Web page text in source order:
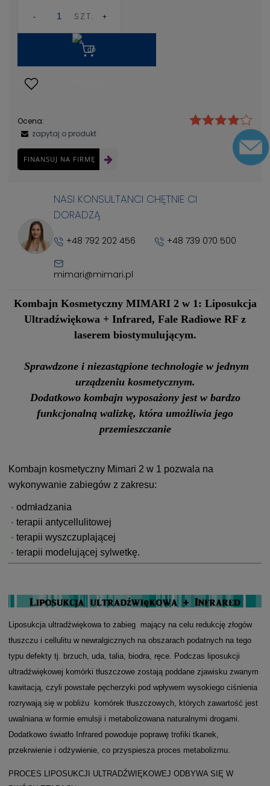
SZT.
Ocena:
zapytaj o produkt
FINANSUJ NA FIRMĘ
NASI KONSULTANCI CHĘTNIE CI
DORADZĄ
+48 792 202 456 +48 739 070 500
mimari@mimari.pl
Kombajn Kosmetyczny MIMARI 2 w 1: Liposukcja
Ultradźwiękowa + Infrared, Fale Radiowe RF z
laserem biostymulującym.
Sprawdzone i niezastąpione technologie w jednym
urządzeniu kosmetycznym.
Dodatkowo kombajn wyposażony jest w bardzo
funkcjonalną walizkę, która umożliwia jego
przemieszczanie
Kombajn kosmetyczny Mimari 2 w 1 pozwala na
wykonywanie zabiegów z zakresu:
odmładzania
terapii antycellulitowej
terapii wyszczuplającej
terapii modelującej sylwetkę.
Liposukcja ultradźwiękowa to zabieg mający na celu redukcję złogów
tłuszczu i cellulitu w newralgicznych na obszarach podatnych na tego
typu defekty tj. brzuch, uda, talia, biodra, ręce. Podczas liposukcji
ultradźwiękowej komórki tłuszczowe zostają poddane zjawisku zwanym
kawitacją, czyli powstałe pęcherzyki pod wpływem wysokiego ciśnienia
rozrywają się w pobliżu komórek tłuszczowych, których zawartość jest
uwalniana w formie emulsji i metabolizowana naturalnymi drogami.
Dodatkowo światło Infrared powoduje poprawę trofiki tkanek,
przekrwienie i odżywienie, co przyspiesza proces metabolizmu.
PROCES LIPOSUKCJI ULTRADŹWIĘKOWEJ ODBYWA SIĘ W